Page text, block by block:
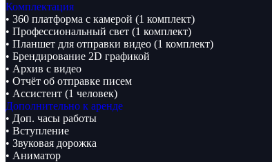
Комплектация
• 360 платформа с камерой (1 комплект)
• Профессиональный свет (1 комплект)
• Планшет для отправки видео (1 комплект)
• Брендирование 2D графикой
• Архив с видео
• Отчёт об отправке писем
• Ассистент (1 человек)
Дополнительно к аренде
• Доп. часы работы
• Вступление
• Звуковая дорожка
• Аниматор